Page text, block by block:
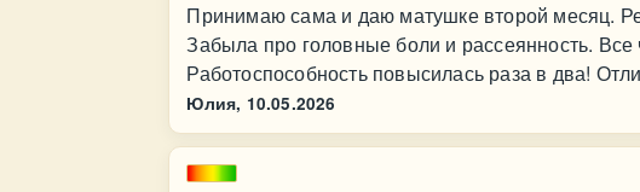
Принимаю сама и даю матушке второй месяц.
Забыла про головные боли и рассеянность. Все
Работоспособность повысилась раза в два!
Юлия, 10.05.2026